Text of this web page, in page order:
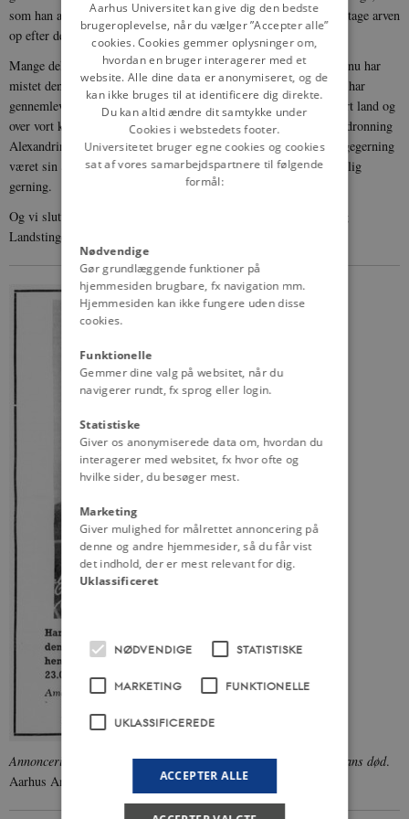
som han altid opfordrede til at blive gode landsmænd, der kunne tage arven
op efter de gamle, der faldt fra i arbejdet for Danmarks fremtid.
Mange deltagende tanker vil omfatte dronning Alexandrine, som nu har
mistet den ægtefælle, ved hvis side hun i henved 50-sindstyve år har
gennemlevet såvel de gode som de onde dage, der er gået over vort land og
over vort kongepar i dette lange åremål. På forbilledlig måde har dronning
Alexandrine såvel gennem sin færd i hjemmet som i sin dronningegerning
været sin ægtefælle den støtte, som skaber grundlag for en lykkelig
gerning.
Og vi slutter denne udsendelse med at meddele, at Folketinget og
Landstinget er indkaldt til møde i morgen mandag d. 21. kl. 14.
Annonceringen af Christian 10.s bortgang i avisen dagen efter hans død.
Aarhus Amtstidende, 21. april 1947
DANISH
Aarhus Universitet kan give dig den bedste
brugeroplevelse, når du vælger ”Accepter alle”
cookies. Cookies gemmer oplysninger om,
hvordan en bruger interagerer med et
website. Alle dine data er anonymiseret, og de
kan ikke bruges til at identificere dig direkte.
Du kan altid ændre dit samtykke under
Cookies i webstedets footer.
Universitetet bruger egne cookies og cookies
sat af vores samarbejdspartnere til følgende
formål:
Nødvendige
Gør grundlæggende funktioner på
hjemmesiden brugbare, fx navigation mm.
Hjemmesiden kan ikke fungere uden disse
cookies.
Funktionelle
Gemmer dine valg på websitet, når du
navigerer rundt, fx sprog eller login.
Statistiske
Giver os anonymiserede data om, hvordan du
interagerer med websitet, fx hvor ofte og
hvilke sider, du besøger mest.
Marketing
Giver mulighed for målrettet annoncering på
denne og andre hjemmesider, så du får vist
det indhold, der er mest relevant for dig.
Uklassificeret
NØDVENDIGE STATISTISKE
MARKETING FUNKTIONELLE
UKLASSIFICEREDE
ACCEPTER ALLE